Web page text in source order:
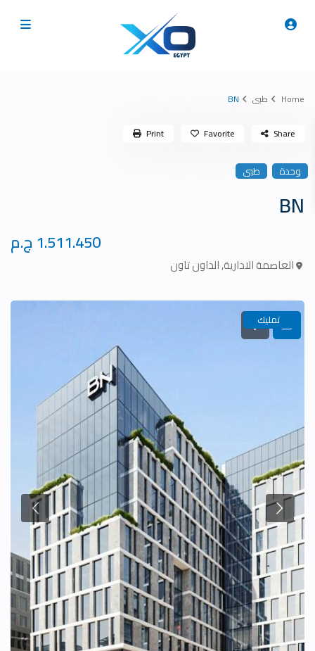
Home طبى BN
وحدة طبى
BN
العاصمة الادارية,الداون تاون
Share
Favorite
Print
تمليك